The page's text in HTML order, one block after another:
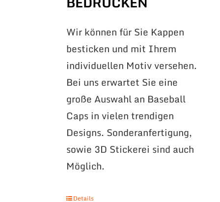
Wir können für Sie Kappen
besticken und mit Ihrem
individuellen Motiv versehen.
Bei uns erwartet Sie eine
große Auswahl an Baseball
Caps in vielen trendigen
Designs. Sonderanfertigung,
sowie 3D Stickerei sind auch
Möglich.
Details